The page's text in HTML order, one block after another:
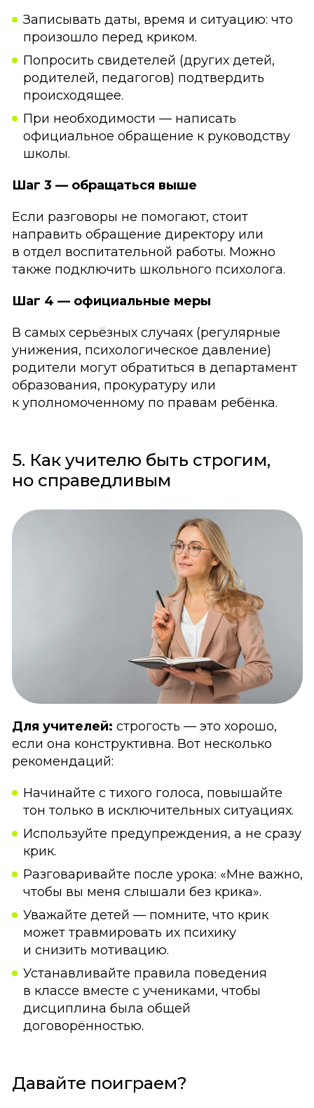
Записывать даты, время и ситуацию: что
произошло перед криком.
Попросить свидетелей (других детей,
родителей, педагогов) подтвердить
происходящее.
При необходимости — написать
официальное обращение к руководству
школы.
Шаг 3 — обращаться выше
Если разговоры не помогают, стоит
направить обращение директору или
в отдел воспитательной работы. Можно
также подключить школьного психолога.
Шаг 4 — официальные меры
В самых серьёзных случаях (регулярные
унижения, психологическое давление)
родители могут обратиться в департамент
образования, прокуратуру или
к уполномоченному по правам ребёнка.
5. Как учителю быть строгим,
но справедливым
Для учителей: строгость — это хорошо,
если она конструктивна. Вот несколько
рекомендаций:
Начинайте с тихого голоса, повышайте
тон только в исключительных ситуациях.
Используйте предупреждения, а не сразу
крик.
Разговаривайте после урока: «Мне важно,
чтобы вы меня слышали без крика».
Уважайте детей — помните, что крик
может травмировать их психику
и снизить мотивацию.
Устанавливайте правила поведения
в классе вместе с учениками, чтобы
дисциплина была общей
договорённостью.
Давайте поиграем?